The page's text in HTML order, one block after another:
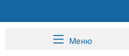
Меню